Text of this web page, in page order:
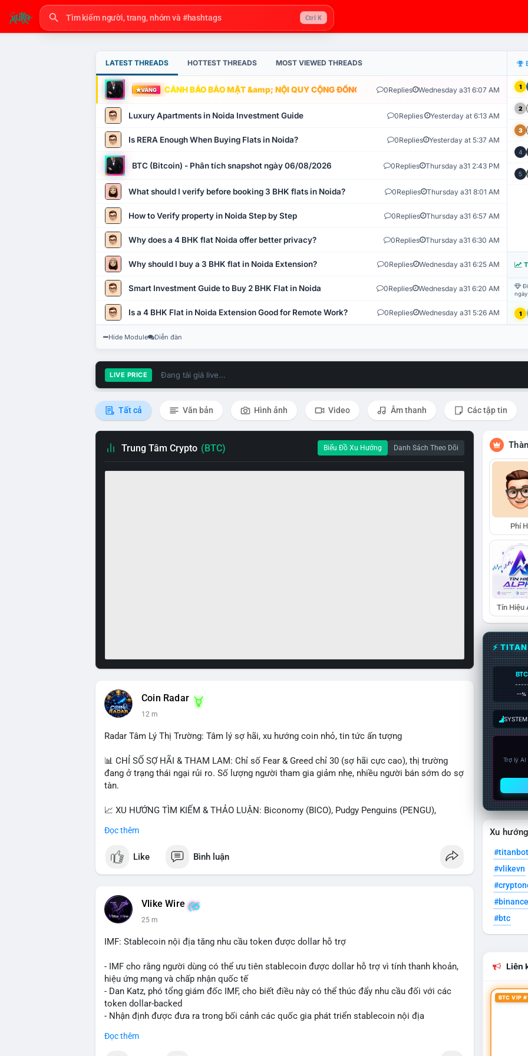
Ctrl K
LATEST THREADS HOTTEST THREADS MOST VIEWED THREADS
VÀNG CẢNH BÁO BẢO MẬT &amp; NỘI QUY CỘNG ĐỒNG VLIKE.VN: HỆ THỐNG GIÁM SÁT TỰ
0Replies Wednesday a31 6:07 AM
Luxury Apartments in Noida Investment Guide 0Replies Yesterday at 6:13 AM
Is RERA Enough When Buying Flats in Noida? 0Replies Yesterday at 5:37 AM
BTC (Bitcoin) - Phân tích snapshot ngày 06/08/2026 0Replies Thursday a31 2:43 PM
What should I verify before booking 3 BHK flats in Noida? 0Replies Thursday a31 8:01 AM
How to Verify property in Noida Step by Step 0Replies Thursday a31 6:57 AM
Why does a 4 BHK flat Noida offer better privacy? 0Replies Thursday a31 6:30 AM
Why should I buy a 3 BHK flat in Noida Extension? 0Replies Wednesday a31 6:25 AM
Smart Investment Guide to Buy 2 BHK Flat in Noida 0Replies Wednesday a31 6:20 AM
Is a 4 BHK Flat in Noida Extension Good for Remote Work? 0Replies Wednesday a31 5:26 AM
1
2
3
4
5
1
Hide Module Diễn đàn
LIVE PRICE Đang tải giá live...
Tất cả Văn bản Hình ảnh Video Âm thanh Các tập tin
Trung Tâm Crypto (BTC) Biểu Đồ Xu Hướng Danh Sách Theo Dõi
Coin Radar
12 m
Radar Tâm Lý Thị Trường: Tâm lý sợ hãi, xu hướng coin nhỏ, tin tức ấn tượng
📊 CHỈ SỐ SỢ HÃI & THAM LAM: Chỉ số Fear & Greed chỉ 30 (sợ hãi cực cao), thị trường
đang ở trạng thái ngại rủi ro. Số lượng người tham gia giảm nhẹ, nhiều người bán sớm do sợ
tàn.
📈 XU HƯỚNG TÌM KIẾM & THẢO LUẬN: Biconomy (BICO), Pudgy Penguins (PENGU),
Penguins), AI (Hyperliquid) và ổn định (BSV) nổi bật.
💬 DÒNG CHẢY TIN TỨC & TRUYỀN THÔNG: Bàn tán trên Binance Square tập trung vào
lệnh kẹp, dự báo NVDA và Musk Starship 13. Telegram nhấn mạnh luật mới tại Brazil và
💡 NHẬN ĐỊNH & KHUYẾN NGHỊ: Tâm lý ngắn hạn vẫn tiêu cực do sợ hãi, nhưng xu hướng
coin nhỏ và tin tức AI/NVIDA có thể tạo cơ hội mua sớm. Cần theo dõi sự thay đổi trong
Đọc thêm
Like Bình luận
Vlike Wire
25 m
IMF: Stablecoin nội địa tăng nhu cầu token được dollar hỗ trợ
- IMF cho rằng người dùng có thể ưu tiên stablecoin được dollar hỗ trợ vì tính thanh khoản,
hiệu ứng mạng và chấp nhận quốc tế
- Dan Katz, phó tổng giám đốc IMF, cho biết điều này có thể thúc đẩy nhu cầu đối với các
token dollar-backed
- Nhận định được đưa ra trong bối cảnh các quốc gia phát triển stablecoin nội địa
$btc $eth
Đọc thêm
Phí
Tín Hiệu
⚡
BTC
--%
Trợ lý
Xu
#titanbot
#vlikevn
#btc
Liên
BTC VIP